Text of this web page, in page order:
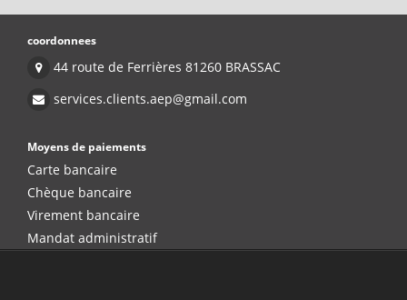
coordonnees
44 route de Ferrières 81260 BRASSAC
services.clients.aep@gmail.com
Moyens de paiements
Carte bancaire
Chèque bancaire
Virement bancaire
Mandat administratif